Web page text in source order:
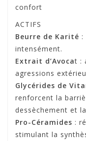
confort
ACTIFS
Beurre de Karité :
intensément.
Extrait d’Avocat :
agressions
Glycérides de
renforcent la
dessèchement et
Pro-Céramides :
stimulant la